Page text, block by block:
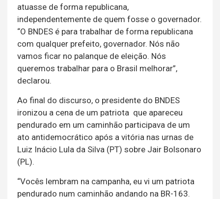
atuasse de forma republicana,
independentemente de quem fosse o governador.
“O BNDES é para trabalhar de forma republicana
com qualquer prefeito, governador. Nós não
vamos ficar no palanque de eleição. Nós
queremos trabalhar para o Brasil melhorar”,
declarou.
Ao final do discurso, o presidente do BNDES
ironizou a cena de um patriota que apareceu
pendurado em um caminhão participava de um
ato antidemocrático após a vitória nas urnas de
Luiz Inácio Lula da Silva (PT) sobre Jair Bolsonaro
(PL).
“Vocês lembram na campanha, eu vi um patriota
pendurado num caminhão andando na BR-163.